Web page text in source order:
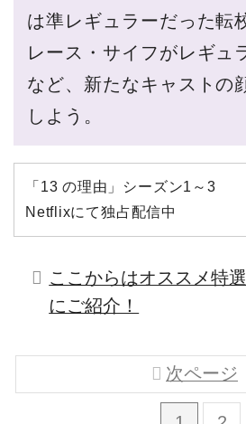
は準レギュラーだった転
レース・サイフがレギュ
など、新たなキャストの
しよう。
「13 の理由」シーズン1～3
Netflixにて独占配信中
ここからはオススメ特
にご紹介！
次ページ